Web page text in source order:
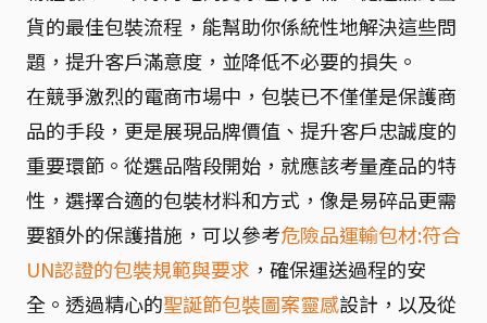
貨的最佳包裝流程，能幫助你係統性地解決這些問
題，提升客戶滿意度，並降低不必要的損失。
在競爭激烈的電商市場中，包裝已不僅僅是保護商
品的手段，更是展現品牌價值、提升客戶忠誠度的
重要環節。從選品階段開始，就應該考量產品的特
性，選擇合適的包裝材料和方式，像是易碎品更需
要額外的保護措施，可以參考危險品運輸包材:符合
UN認證的包裝規範與要求 ，確保運送過程的安
全。透過精心的聖誕節包裝圖案靈感設計，以及從